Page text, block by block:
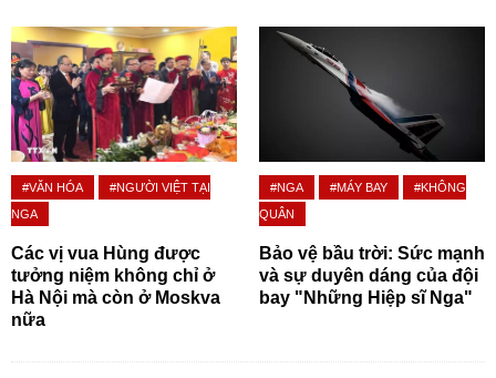
#VĂN HÓA
#NGƯỜI VIỆT TẠI
NGA
Các vị vua Hùng được
tưởng niệm không chỉ ở
Hà Nội mà còn ở Moskva
nữa
#NGA #MÁY BAY
#KHÔNG
QUÂN
Bảo vệ bầu trời: Sức mạnh
và sự duyên dáng của đội
bay "Những Hiệp sĩ Nga"